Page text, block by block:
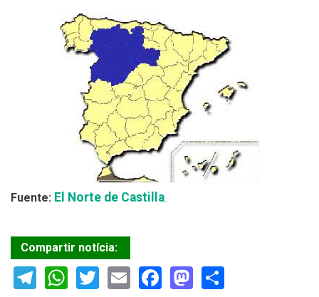
Fuente: El Norte de Castilla.
Compartir notícia:
Telegram
WhatsApp
TwitterEmailFacebook
Mastodon